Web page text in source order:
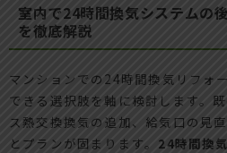
室内で24時間換気システムの
を徹底解説
マンションでの24時間換気リフォ
できる選択肢を軸に検討します。
ス熱交換換気の追加、給気口の見
とプランが固まります。 24時間換